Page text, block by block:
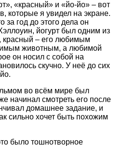
«красный» и «йо-йо» – вот
которые я увидел на экране.
за год до этого дела он
йогурт был одним из
красный – его любимым
животным, а любимой
он носил с собой на
скучно. У неё до сих
во всём мире был
начинал смотреть его после
домашнее задание, и
сильно хочет быть похожим
было тошнотворное